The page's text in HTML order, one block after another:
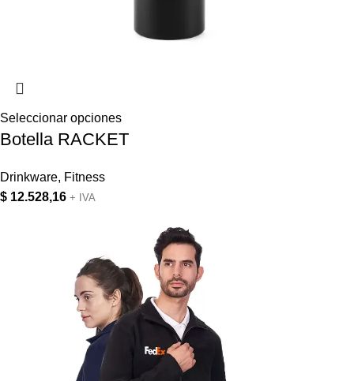
Seleccionar opciones
Botella RACKET
Drinkware, Fitness
$ 12.528,16 + IVA